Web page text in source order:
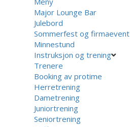
Major Lounge Bar
Julebord
Sommerfest og firmaevent
Minnestund
Instruksjon og trening
Trenere
Booking av protime
Herretrening
Dametrening
Juniortrening
Seniortrening